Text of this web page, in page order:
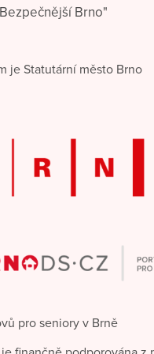
Brno"
je Statutární město Brno
pro seniory v Brně